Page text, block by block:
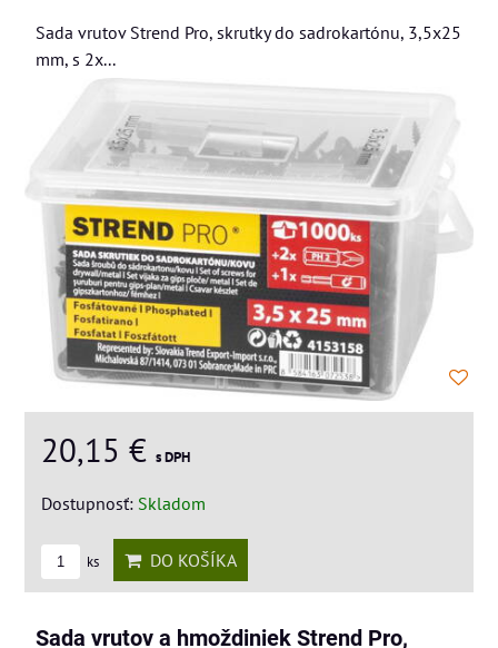
Sada vrutov Strend Pro, skrutky do sadrokartónu, 3,5x25
mm, s 2x...
20,15 € s DPH
Dostupnosť: Skladom
ks DO KOŠÍKA
Sada vrutov a hmoždiniek Strend Pro,